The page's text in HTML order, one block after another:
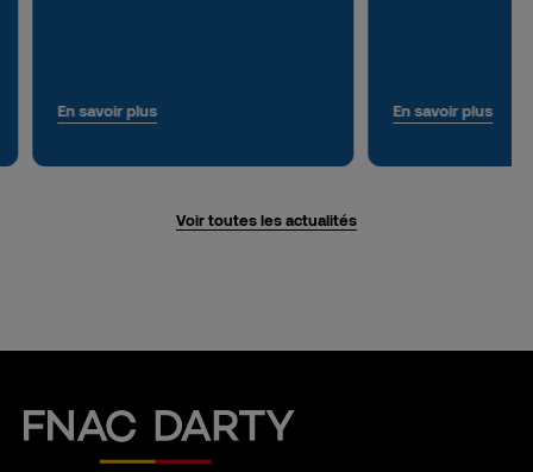
En savoir plus En savoir plus
Voir toutes les actualités
Fnac Darty